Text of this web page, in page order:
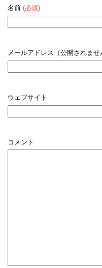
名前 (必須)
メールアドレス（公開されませ
ウェブサイト
コメント